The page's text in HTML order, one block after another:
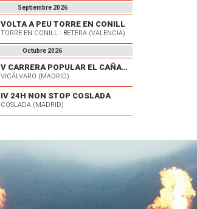
Septiembre 2026
VOLTA A PEU TORRE EN CONILL
TORRE EN CONILL - BETERA (VALENCIA)
Octubre 2026
V CARRERA POPULAR EL CAÑAVERAL
VICÁLVARO (MADRID)
IV 24H NON STOP COSLADA
COSLADA (MADRID)